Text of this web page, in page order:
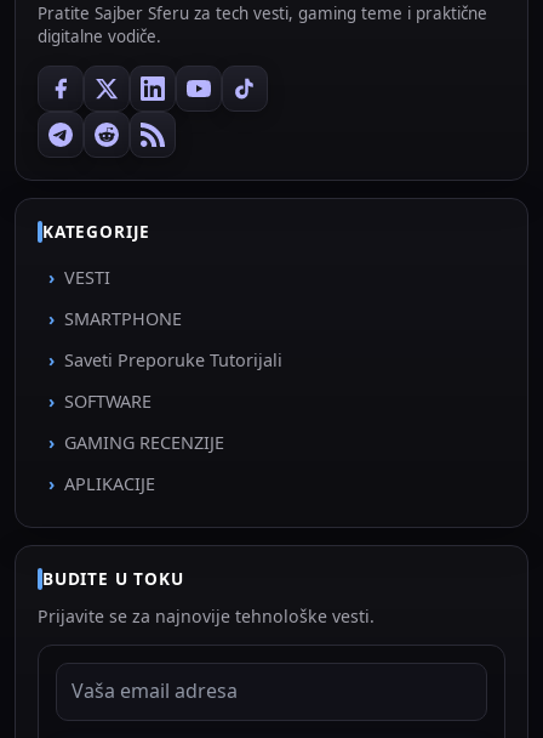
Pratite Sajber Sferu za tech vesti, gaming teme i praktične
digitalne vodiče.
KATEGORIJE
VESTI
SMARTPHONE
Saveti Preporuke Tutorijali
SOFTWARE
GAMING RECENZIJE
APLIKACIJE
BUDITE U TOKU
Prijavite se za najnovije tehnološke vesti.
EMAIL ADRESA